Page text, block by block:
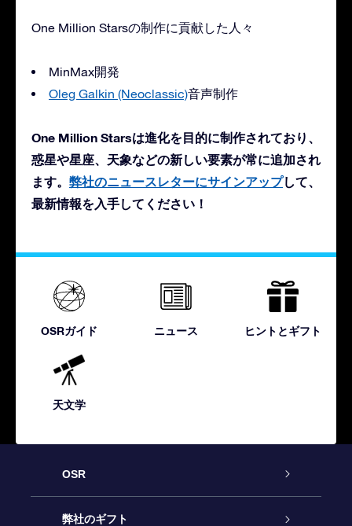
One Million Starsの制作に貢献した人々
MinMax開発
Oleg Galkin (Neoclassic)音声制作
One Million Starsは進化を目的に制作されており、
惑星や星座、天象などの新しい要素が常に追加され
ます。 弊社のニュースレターにサインアップして、
最新情報を入手してください！
OSRガイド ニュース ヒントとギフト
天文学
OSR
カスタマーサービス
弊社のギフト